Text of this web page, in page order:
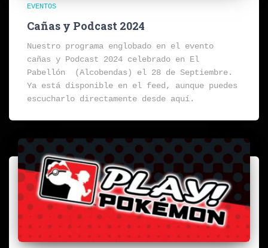
EVENTOS
Cañas y Podcast 2024
Nuestro programa englobado en el evento
cañas y Podcast 2024 celebrado en El
Pabellón (Alcobendas) el 28 de Septiembre.
Ya está disponible en el feed, aunque puedes
escucharlo directamente desde aquí.